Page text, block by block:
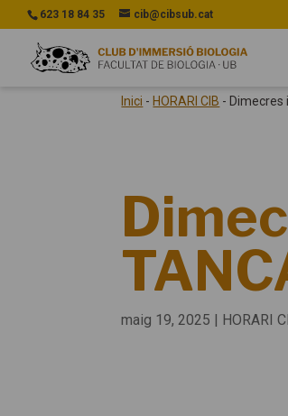
623 18 84 35 cib@cibsub.cat
Inici - HORARI CIB - Dimecres
maig 19, 2025 | HORARI